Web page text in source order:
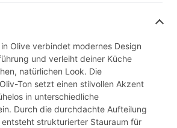
Olive verbindet modernes Design
und verleiht deiner Küche
natürlichen Look. Die
Ton setzt einen stilvollen Akzent
in unterschiedliche
Durch die durchdachte Aufteilung
strukturierter Stauraum für